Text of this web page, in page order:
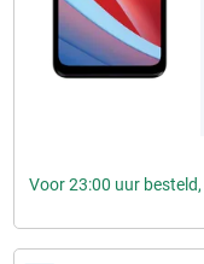
Voor 23:00 uur besteld,